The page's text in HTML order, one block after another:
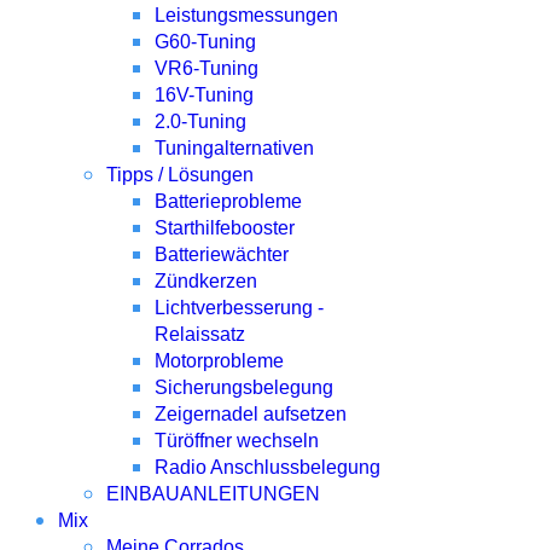
Leistungsmessungen
G60-Tuning
VR6-Tuning
16V-Tuning
2.0-Tuning
Tuningalternativen
Tipps / Lösungen
Batterieprobleme
Starthilfebooster
Batteriewächter
Zündkerzen
Lichtverbesserung -
Relaissatz
Motorprobleme
Sicherungsbelegung
Zeigernadel aufsetzen
Türöffner wechseln
Radio Anschlussbelegung
EINBAUANLEITUNGEN
Mix